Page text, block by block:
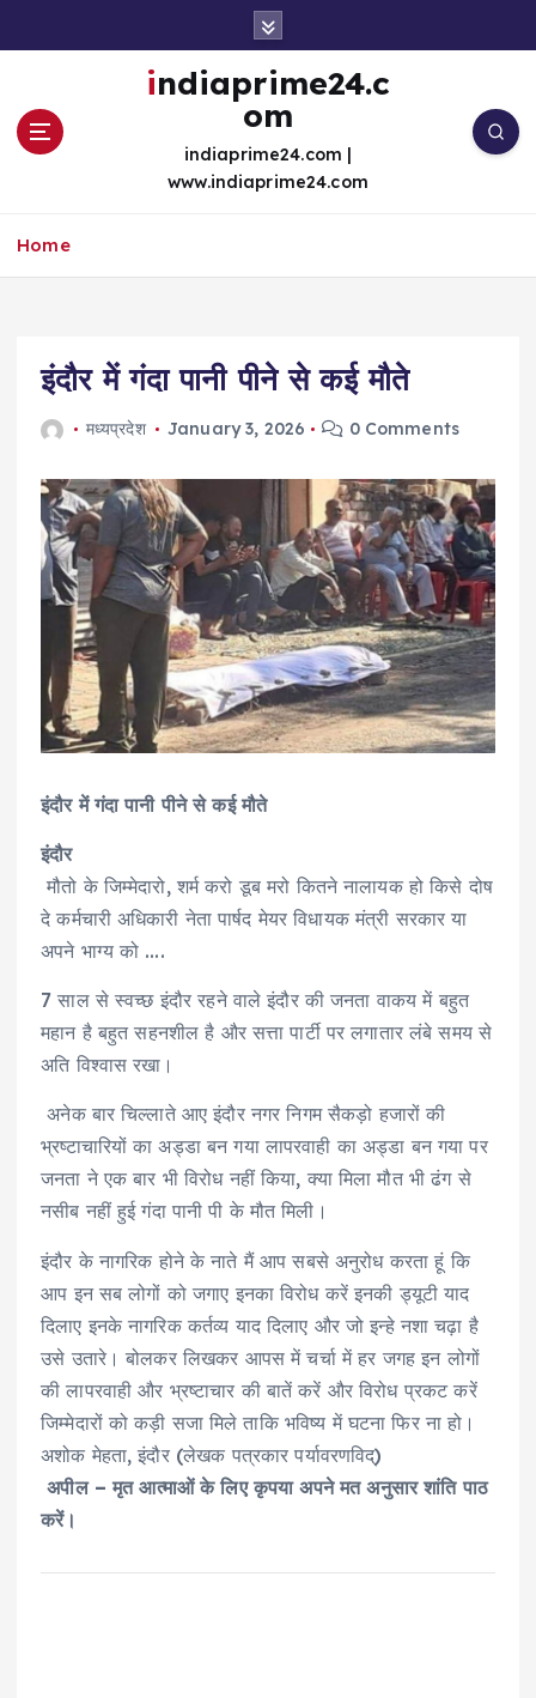
indiaprime24.c
om
indiaprime24.com |
www.indiaprime24.com
Home
इंदौर में गंदा पानी पीने से कई मौते
मध्यप्रदेश January 3, 2026 0 Comments
इंदौर में गंदा पानी पीने से कई मौते
इंदौर
मौतो के जिम्मेदारो, शर्म करो डूब मरो कितने नालायक हो किसे दोष
दे कर्मचारी अधिकारी नेता पार्षद मेयर विधायक मंत्री सरकार या
अपने भाग्य को ….
7 साल से स्वच्छ इंदौर रहने वाले इंदौर की जनता वाकय में बहुत
महान है बहुत सहनशील है और सत्ता पार्टी पर लगातार लंबे समय से
अति विश्वास रखा।
अनेक बार चिल्लाते आए इंदौर नगर निगम सैकड़ो हजारों की
भ्रष्टाचारियों का अड्डा बन गया लापरवाही का अड्डा बन गया पर
जनता ने एक बार भी विरोध नहीं किया, क्या मिला मौत भी ढंग से
नसीब नहीं हुई गंदा पानी पी के मौत मिली।
इंदौर के नागरिक होने के नाते मैं आप सबसे अनुरोध करता हूं कि
आप इन सब लोगों को जगाए इनका विरोध करें इनकी ड्यूटी याद
दिलाए इनके नागरिक कर्तव्य याद दिलाए और जो इन्हे नशा चढ़ा है
उसे उतारे। बोलकर लिखकर आपस में चर्चा में हर जगह इन लोगों
की लापरवाही और भ्रष्टाचार की बातें करें और विरोध प्रकट करें
जिम्मेदारों को कड़ी सजा मिले ताकि भविष्य में घटना फिर ना हो।
अशोक मेहता, इंदौर (लेखक पत्रकार पर्यावरणविद्)
अपील – मृत आत्माओं के लिए कृपया अपने मत अनुसार शांति पाठ
करें।